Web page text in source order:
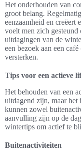
Het onderhouden van
groot belang.
eenzaamheid en creëert
voelt men zich
uitdagingen van de
een bezoek aan een
versterken.
Tips voor een actieve
Het behouden van een
uitdagend zijn, maar het
kunnen zowel
aanvulling zijn op de
wintertips om actief te
Buitenactiviteiten